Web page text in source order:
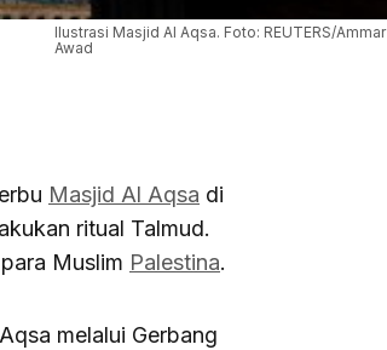
Ilustrasi Masjid Al Aqsa. Foto: REUTERS/Ammar
Awad
Masjid Al Aqsa di
ritual Talmud.
Muslim Palestina.
melalui Gerbang